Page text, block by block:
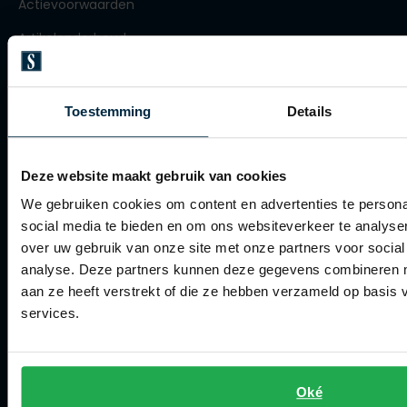
Toestemming Details
Deze website maakt gebruik van cookies
We gebruiken cookies om content en advertenties te
social media te bieden en om ons websiteverkeer te
over uw gebruik van onze site met onze partners voor
analyse. Deze partners kunnen deze gegevens combineren
aan ze heeft verstrekt of die ze hebben verzameld op basis
services.
Oké
PME Legend
Polo Ralph Lauren
Portofino
Profuomo
R2
Rehab
Replay
Actievoorwaarden
Artikelonderhoud
Winkel
Contact winkel
Contact webshop
Spierings Herenmode
Over Spierings
Collecties herenkleding